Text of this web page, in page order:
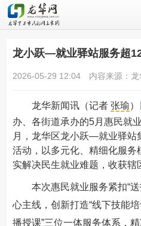
龙小跃—就业驿站服务超
2026-05-29 12:04 内容来源：龙
龙华新闻讯（记者张瑜
办、各街道承办的5月惠民就
月，龙华区龙小跃—就业驿站
活动，以多元化、精细化服务
实解决民生就业难题，收获辖
本次惠民就业服务紧扣“
心主线，创新打造“线下技能
播授课”三位一体服务体系，